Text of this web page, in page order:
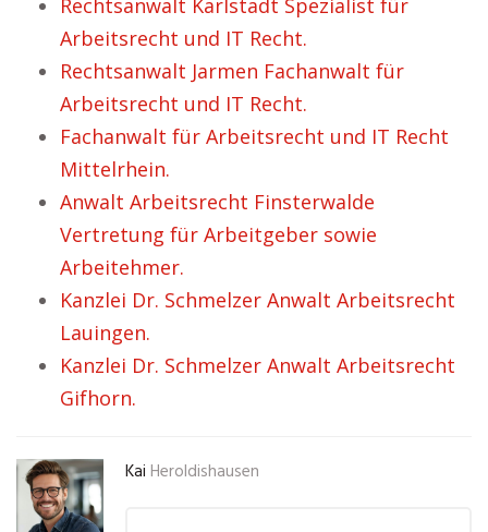
Rechtsanwalt Karlstadt Spezialist für
Arbeitsrecht und IT Recht.
Rechtsanwalt Jarmen Fachanwalt für
Arbeitsrecht und IT Recht.
Fachanwalt für Arbeitsrecht und IT Recht
Mittelrhein.
Anwalt Arbeitsrecht Finsterwalde
Vertretung für Arbeitgeber sowie
Arbeitehmer.
Kanzlei Dr. Schmelzer Anwalt Arbeitsrecht
Lauingen.
Kanzlei Dr. Schmelzer Anwalt Arbeitsrecht
Gifhorn.
Kai Heroldishausen